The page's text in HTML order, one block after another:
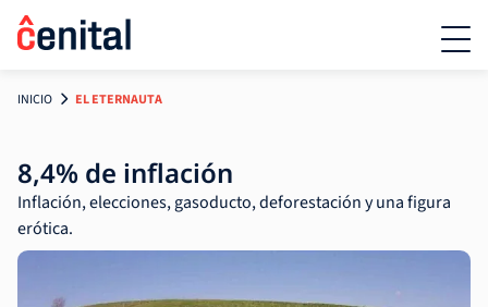
INICIO EL ETERNAUTA
8,4% de inflación
Inflación, elecciones, gasoducto, deforestación y una figura
erótica.